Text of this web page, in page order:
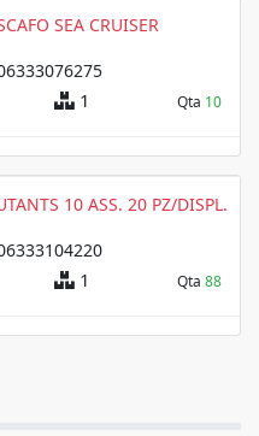
SEA CRUISER
1 Qta 10
10 ASS. 20 PZ/DISPL.
1 Qta 88